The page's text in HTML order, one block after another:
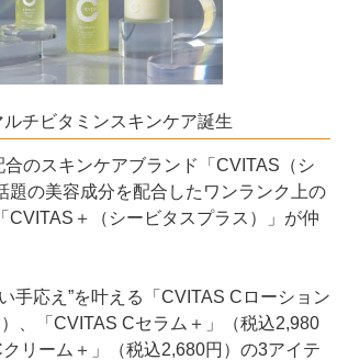
チビタミンスキンケア誕生
合のスキンケアブランド「CVITAS（シ
題の美容成分を配合したワンランク上の
CVITAS＋（シービタスプラス）」が仲
手応え”を叶える「CVITAS Cローション
、「CVITAS Cセラム＋」（税込2,980
リーム＋」（税込2,680円）の3アイテ